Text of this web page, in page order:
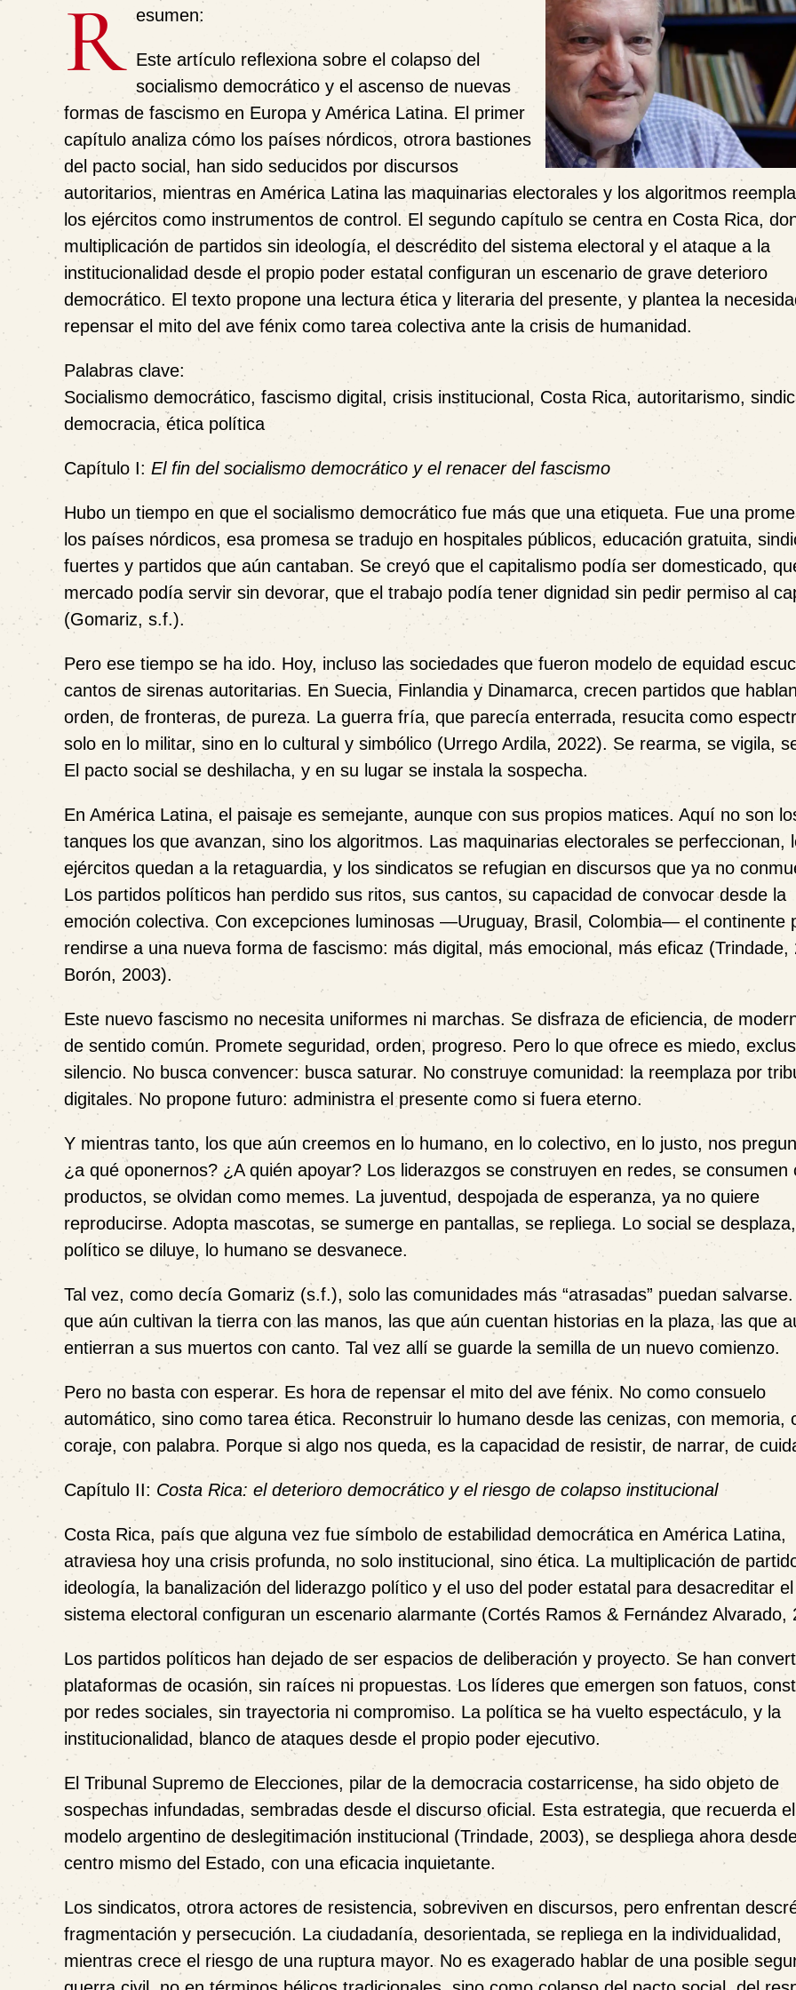
R esumen:
Este artículo reflexiona sobre el colapso del
socialismo democrático y el ascenso de nuevas
formas de fascismo en Europa y América Latina. El primer
capítulo analiza cómo los países nórdicos, otrora bastiones
del pacto social, han sido seducidos por discursos
autoritarios, mientras en América Latina las maquinarias electorales y los algoritmos
los ejércitos como instrumentos de control. El segundo capítulo se centra en Costa Rica,
multiplicación de partidos sin ideología, el descrédito del sistema electoral y el ataque a la
institucionalidad desde el propio poder estatal configuran un escenario de grave deterioro
democrático. El texto propone una lectura ética y literaria del presente, y plantea la
repensar el mito del ave fénix como tarea colectiva ante la crisis de humanidad.
Palabras clave:
Socialismo democrático, fascismo digital, crisis institucional, Costa Rica, autoritarismo,
democracia, ética política
Capítulo I: El fin del socialismo democrático y el renacer del fascismo
Hubo un tiempo en que el socialismo democrático fue más que una etiqueta. Fue una
los países nórdicos, esa promesa se tradujo en hospitales públicos, educación gratuita,
fuertes y partidos que aún cantaban. Se creyó que el capitalismo podía ser domesticado,
mercado podía servir sin devorar, que el trabajo podía tener dignidad sin pedir permiso al
(Gomariz, s.f.).
Pero ese tiempo se ha ido. Hoy, incluso las sociedades que fueron modelo de equidad
cantos de sirenas autoritarias. En Suecia, Finlandia y Dinamarca, crecen partidos que
orden, de fronteras, de pureza. La guerra fría, que parecía enterrada, resucita como
solo en lo militar, sino en lo cultural y simbólico (Urrego Ardila, 2022). Se rearma, se vigila,
El pacto social se deshilacha, y en su lugar se instala la sospecha.
En América Latina, el paisaje es semejante, aunque con sus propios matices. Aquí no son
tanques los que avanzan, sino los algoritmos. Las maquinarias electorales se perfeccionan,
ejércitos quedan a la retaguardia, y los sindicatos se refugian en discursos que ya no
Los partidos políticos han perdido sus ritos, sus cantos, su capacidad de convocar desde la
emoción colectiva. Con excepciones luminosas —Uruguay, Brasil, Colombia— el continente
rendirse a una nueva forma de fascismo: más digital, más emocional, más eficaz (Trindade,
Borón, 2003).
Este nuevo fascismo no necesita uniformes ni marchas. Se disfraza de eficiencia, de
de sentido común. Promete seguridad, orden, progreso. Pero lo que ofrece es miedo,
silencio. No busca convencer: busca saturar. No construye comunidad: la reemplaza por
digitales. No propone futuro: administra el presente como si fuera eterno.
Y mientras tanto, los que aún creemos en lo humano, en lo colectivo, en lo justo, nos
¿a qué oponernos? ¿A quién apoyar? Los liderazgos se construyen en redes, se consumen
productos, se olvidan como memes. La juventud, despojada de esperanza, ya no quiere
reproducirse. Adopta mascotas, se sumerge en pantallas, se repliega. Lo social se
político se diluye, lo humano se desvanece.
Tal vez, como decía Gomariz (s.f.), solo las comunidades más “atrasadas” puedan
que aún cultivan la tierra con las manos, las que aún cuentan historias en la plaza, las que
entierran a sus muertos con canto. Tal vez allí se guarde la semilla de un nuevo comienzo.
Pero no basta con esperar. Es hora de repensar el mito del ave fénix. No como consuelo
automático, sino como tarea ética. Reconstruir lo humano desde las cenizas, con memoria,
coraje, con palabra. Porque si algo nos queda, es la capacidad de resistir, de narrar, de
Capítulo II: Costa Rica: el deterioro democrático y el riesgo de colapso institucional
Costa Rica, país que alguna vez fue símbolo de estabilidad democrática en América Latina,
atraviesa hoy una crisis profunda, no solo institucional, sino ética. La multiplicación de
ideología, la banalización del liderazgo político y el uso del poder estatal para desacreditar el
sistema electoral configuran un escenario alarmante (Cortés Ramos & Fernández Alvarado,
Los partidos políticos han dejado de ser espacios de deliberación y proyecto. Se han
plataformas de ocasión, sin raíces ni propuestas. Los líderes que emergen son fatuos,
por redes sociales, sin trayectoria ni compromiso. La política se ha vuelto espectáculo, y la
institucionalidad, blanco de ataques desde el propio poder ejecutivo.
El Tribunal Supremo de Elecciones, pilar de la democracia costarricense, ha sido objeto de
sospechas infundadas, sembradas desde el discurso oficial. Esta estrategia, que recuerda el
modelo argentino de deslegitimación institucional (Trindade, 2003), se despliega ahora
centro mismo del Estado, con una eficacia inquietante.
Los sindicatos, otrora actores de resistencia, sobreviven en discursos, pero enfrentan
fragmentación y persecución. La ciudadanía, desorientada, se repliega en la individualidad,
mientras crece el riesgo de una ruptura mayor. No es exagerado hablar de una posible